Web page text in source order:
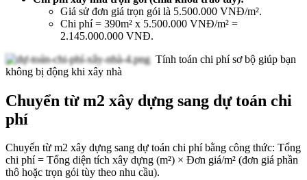
Giả sử đơn giá trọn gói là 5.500.000 VNĐ/m².
Chi phí = 390m² x 5.500.000 VNĐ/m² =
2.145.000.000 VNĐ.
Tính toán chi phí sơ bộ giúp bạn
không bị động khi xây nhà
Chuyển từ m2 xây dựng sang dự toán chi
phí
Chuyển từ m2 xây dựng sang dự toán chi phí bằng công thức: Tổng
chi phí = Tổng diện tích xây dựng (m²) × Đơn giá/m² (đơn giá phần
thô hoặc trọn gói tùy theo nhu cầu).